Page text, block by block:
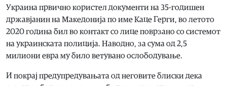
Украина првично користел документи на 35-годишен
државјанин на Македонија по име Каце Герги, во летото
2020 година бил во контакт со лице поврзано со системот
на украинската полиција. Наводно, за сума од 2,5
милиони евра му било ветувано ослободување.
И покрај предупредувањата од неговите блиски дека